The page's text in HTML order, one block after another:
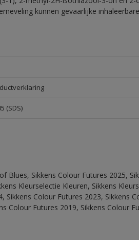
kunnen gevaarlijke
(SDS)
Blues, Sikkens Colour Futures 2025,
Kleurselectie Kleuren, Sikkens
Sikkens Colour Futures 2023, Sikkens
Colour Futures 2019, Sikkens Colour